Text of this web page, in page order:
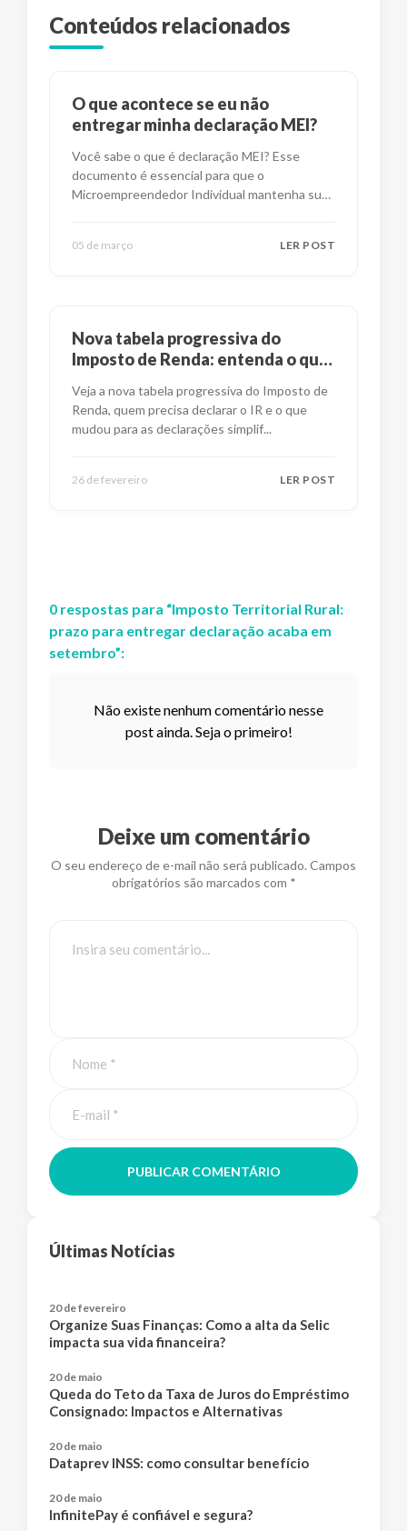
Conteúdos relacionados
O que acontece se eu não
entregar minha declaração MEI?
Você sabe o que é declaração MEI? Esse
documento é essencial para que o
Microempreendedor Individual mantenha suas
05 de março LER POST
Nova tabela progressiva do
Imposto de Renda: entenda o que
Veja a nova tabela progressiva do Imposto de
Renda, quem precisa declarar o IR e o que
mudou para as declarações simplif...
26 de fevereiro LER POST
0 respostas para “Imposto Territorial Rural:
prazo para entregar declaração acaba em
setembro”:
Não existe nenhum comentário nesse
post ainda. Seja o primeiro!
Deixe um comentário
O seu endereço de e-mail não será publicado. Campos
obrigatórios são marcados com *
PUBLICAR COMENTÁRIO
Últimas Notícias
20 de fevereiro
Organize Suas Finanças: Como a alta da Selic
impacta sua vida financeira?
20 de maio
Queda do Teto da Taxa de Juros do Empréstimo
Consignado: Impactos e Alternativas
20 de maio
Dataprev INSS: como consultar benefício
20 de maio
InfinitePay é confiável e segura?